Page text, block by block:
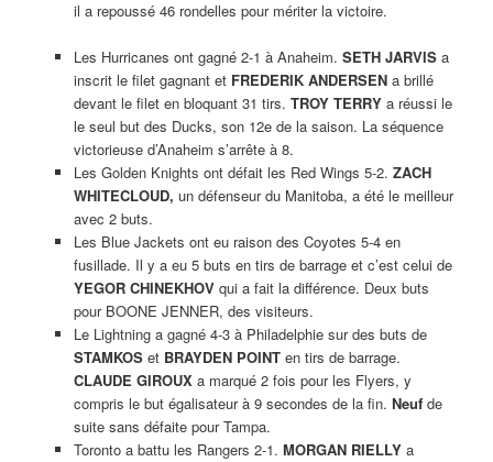
il a repoussé 46 rondelles pour mériter la victoire.
Les Hurricanes ont gagné 2-1 à Anaheim. SETH JARVISa
inscrit le filet gagnant et FREDERIK ANDERSENa brillé
devant le filet en bloquant 31 tirs. TROY TERRYa réussi le
le seul but des Ducks, son 12e de la saison. La séquence
victorieuse d’Anaheim s’arrête à 8.
Les Golden Knights ont défait les Red Wings 5-2. ZACH
WHITECLOUD, un défenseur du Manitoba, a été le meilleur
avec 2 buts.
Les Blue Jackets ont eu raison des Coyotes 5-4 en
fusillade. Il y a eu 5 buts en tirs de barrage et c’est celui de
YEGOR CHINEKHOVqui a fait la différence. Deux buts
pour BOONE JENNER, des visiteurs.
Le Lightning a gagné 4-3 à Philadelphie sur des buts de
STAMKOSet BRAYDEN POINTen tirs de barrage.
CLAUDE GIROUXa marqué 2 fois pour les Flyers, y
compris le but égalisateur à 9 secondes de la fin. Neufde
suite sans défaite pour Tampa.
Toronto a battu les Rangers 2-1. MORGAN RIELLYa